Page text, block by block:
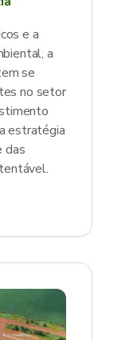
e a
a
se
no setor
estratégia
das